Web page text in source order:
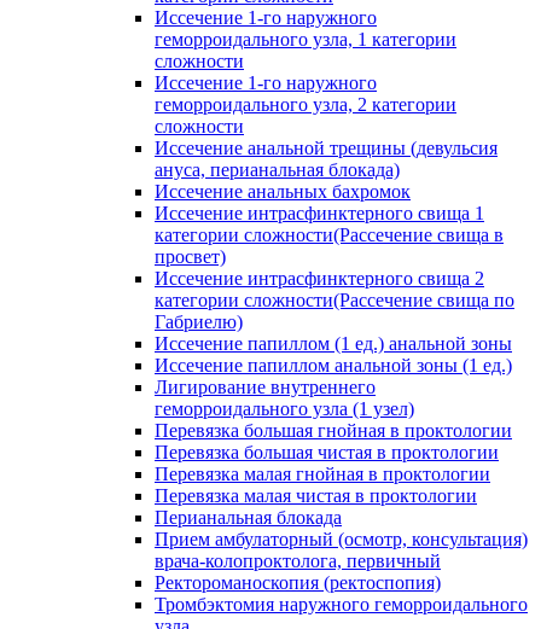
Иссечение 1-го наружного
геморроидального узла, 1 категории
сложности
Иссечение 1-го наружного
геморроидального узла, 2 категории
сложности
Иссечение анальной трещины (девульсия
ануса, перианальная блокада)
Иссечение анальных бахромок
Иссечение интрасфинктерного свища 1
категории сложности(Рассечение свища в
просвет)
Иссечение интрасфинктерного свища 2
категории сложности(Рассечение свища по
Габриелю)
Иссечение папиллом (1 ед.) анальной зоны
Иссечение папиллом анальной зоны (1 ед.)
Лигирование внутреннего
геморроидального узла (1 узел)
Перевязка большая гнойная в проктологии
Перевязка большая чистая в проктологии
Перевязка малая гнойная в проктологии
Перевязка малая чистая в проктологии
Перианальная блокада
Прием амбулаторный (осмотр, консультация)
врача-колопроктолога, первичный
Ректороманоскопия (ректоспопия)
Тромбэктомия наружного геморроидального